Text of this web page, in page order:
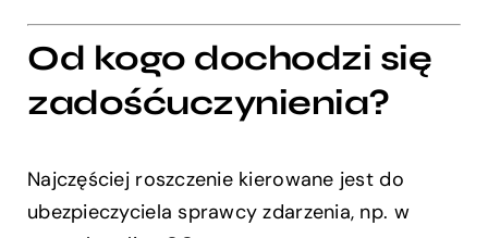
Od kogo dochodzi się
zadośćuczynienia?
Najczęściej roszczenie kierowane jest do
ubezpieczyciela sprawcy zdarzenia, np. w